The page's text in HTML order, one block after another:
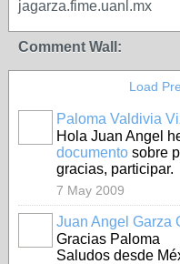
jagarza.fime.uanl.mx
Comment Wall:
Load
Paloma Valdivia
Hola Juan Angel
documento sobre
gracias, participar.
7 May 2009
Juan Angel Garza
Gracias Paloma
Saludos desde